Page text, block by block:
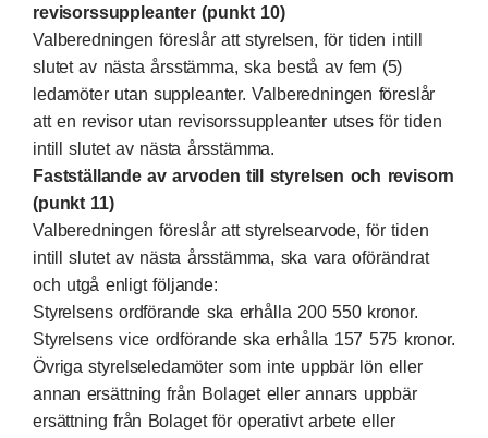
revisorssuppleanter (punkt 10)
Valberedningen föreslår att styrelsen, för tiden intill
slutet av nästa årsstämma, ska bestå av fem (5)
ledamöter utan suppleanter. Valberedningen föreslår
att en revisor utan revisorssuppleanter utses för tiden
intill slutet av nästa årsstämma.
Fastställande av arvoden till styrelsen och revisorn
(punkt 11)
Valberedningen föreslår att styrelsearvode, för tiden
intill slutet av nästa årsstämma, ska vara oförändrat
och utgå enligt följande:
Styrelsens ordförande ska erhålla 200 550 kronor.
Styrelsens vice ordförande ska erhålla 157 575 kronor.
Övriga styrelseledamöter som inte uppbär lön eller
annan ersättning från Bolaget eller annars uppbär
ersättning från Bolaget för operativt arbete eller